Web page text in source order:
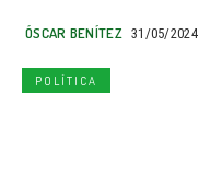
ÓSCAR BENÍTEZ 31/05/2024
POLÍTICA